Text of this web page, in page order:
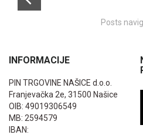
Posts
INFORMACIJE
PIN TRGOVINE NAŠICE d.o.o.
Franjevačka 2e, 31500 Našice
OIB: 49019306549
MB: 2594579
IBAN: